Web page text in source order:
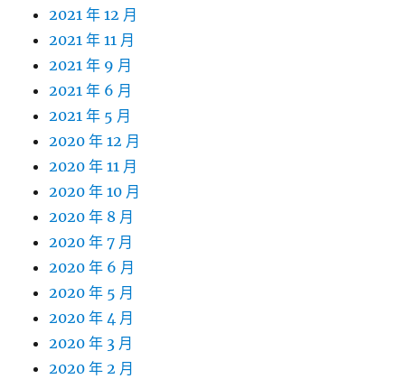
2021 年 12 月
2021 年 11 月
2021 年 9 月
2021 年 6 月
2021 年 5 月
2020 年 12 月
2020 年 11 月
2020 年 10 月
2020 年 8 月
2020 年 7 月
2020 年 6 月
2020 年 5 月
2020 年 4 月
2020 年 3 月
2020 年 2 月